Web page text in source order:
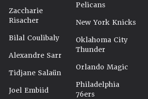
Zaccharie
Risacher
Bilal Coulibaly
Alexandre Sarr
Tidjane Salaün
Joel Embiid
Pelicans
New York Knicks
Oklahoma City
Thunder
Orlando Magic
Philadelphia
76ers